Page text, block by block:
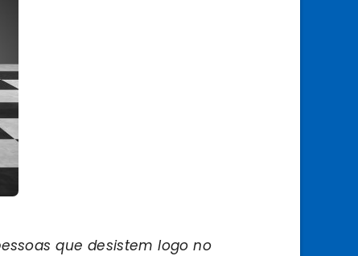
que desistem logo no